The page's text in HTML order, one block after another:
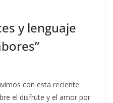
y lenguaje
con esta reciente
el disfrute y el amor por